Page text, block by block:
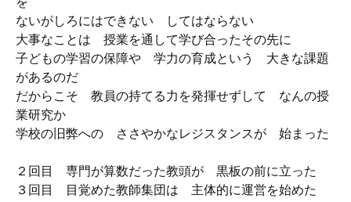
ないがしろにはできない してはならない
大事なことは 授業を通して学び合ったその先に
子どもの学習の保障や 学力の育成という 大きな課題
があるのだ
だからこそ 教員の持てる力を発揮せずして なんの授
業研究か
学校の旧弊への ささやかなレジスタンスが 始まった
２回目 専門が算数だった教頭が 黒板の前に立った
３回目 目覚めた教師集団は 主体的に運営を始めた